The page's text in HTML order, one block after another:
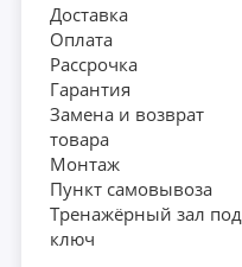
Доставка
Оплата
Рассрочка
Гарантия
Замена и возврат
товара
Монтаж
Пункт самовывоза
Тренажёрный зал под
ключ